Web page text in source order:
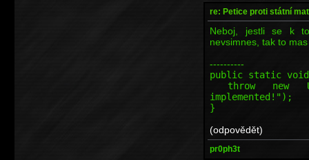
re: Petice proti státní
Neboj, jestli se k
nevsimnes, tak to
----------
public static
throw new
implemented!");
}
(odpovědět)
pr0ph3t